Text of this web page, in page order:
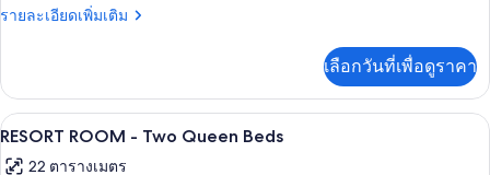
รายละเอียดเพิ่มเติม
ราย
เกี่ยว
กับ
ห้อง
เลือกวันที่เพื่อดูราคา
เปิด
ภาพถ่าย
เครื่องนอนระดับพรีเมียม, เตียงพร้อม
2
RESORT ROOM - Two Queen Beds
22 ตารางเมตร